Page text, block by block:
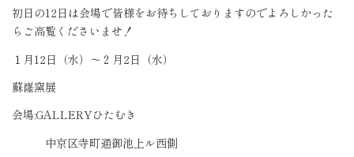
初日の12 日は会場で皆様をお待ちしておりますのでよろしかった
らご高覧くださいませ！
１月12 日（水）〜２月2 日（水）
蘇嶐窯展
会場:GALLERYひたむき
中京区寺町通御池上ル西側